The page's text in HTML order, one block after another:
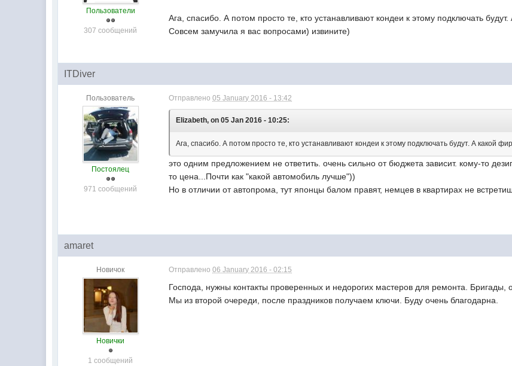
Пользователи
307 сообщений
Ага, спасибо. А потом просто те, кто устанавливают кондеи к этому подключать
Совсем замучила я вас вопросами) извините)
ITDiver
Пользователь
Постоялец
971 сообщений
Отправлено05 January 2016 - 13:42
Elizabeth, on 05 Jan 2016 - 10:25:
Ага, спасибо. А потом просто те, кто устанавливают кондеи к этому подключать будут. А какой
это одним предложением не ответить. очень сильно от бюджета зависит. кому-то
то цена...Почти как "какой автомобиль лучше"))
Но в отличии от автопрома, тут японцы балом правят, немцев в квартирах не
amaret
Новичок
Новички
1 сообщений
Отправлено06 January 2016 - 02:15
Господа, нужны контакты проверенных и недорогих мастеров для ремонта. Бригады,
Мы из второй очереди, после праздников получаем ключи. Буду очень благодарна.